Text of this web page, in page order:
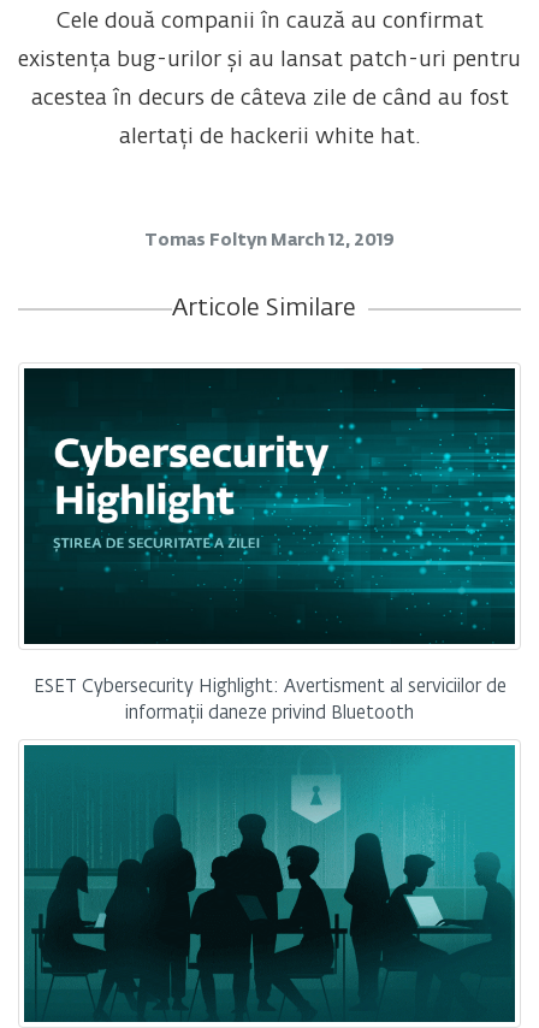
Cele două companii în cauză au confirmat
existența bug-urilor și au lansat patch-uri pentru
acestea în decurs de câteva zile de când au fost
alertați de hackerii white hat.
Tomas Foltyn March 12, 2019
Articole Similare
ESET Cybersecurity Highlight: Avertisment al serviciilor de
informații daneze privind Bluetooth